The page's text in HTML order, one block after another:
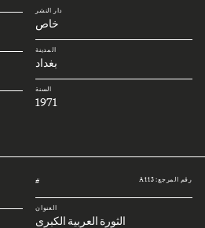
دار النشر
خاص
المدينة
بغداد
السنة
1971
رقم المرجع: A113 #
العنوان
الثورة العربية الكبرى